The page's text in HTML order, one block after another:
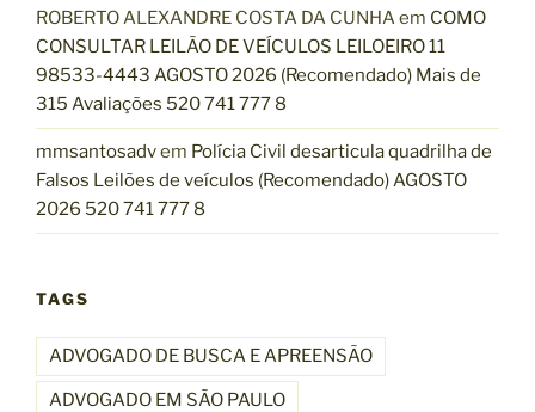
ROBERTO ALEXANDRE COSTA DA CUNHAem COMO
CONSULTAR LEILÃO DE VEÍCULOS LEILOEIRO 11
98533-4443 AGOSTO 2026 (Recomendado) Mais de
315 Avaliações 520 741 777 8
mmsantosadvem Polícia Civil desarticula quadrilha de
Falsos Leilões de veículos (Recomendado) AGOSTO
2026 520 741 777 8
TAGS
ADVOGADO DE BUSCA E APREENSÃO
ADVOGADO EM SÃO PAULO